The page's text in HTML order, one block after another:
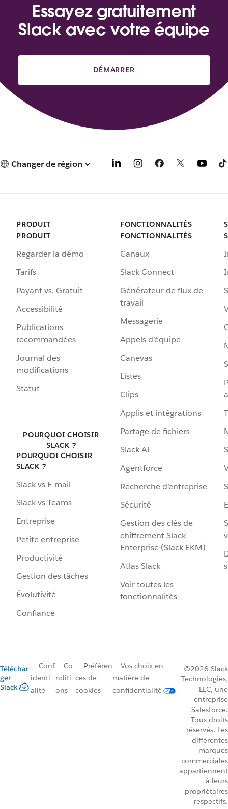
Essayez gratuitement
Slack avec votre équipe
DÉMARRER
Changer de région
PRODUIT
PRODUIT
Regarder la démo
Tarifs
Payant vs. Gratuit
Accessibilité
Publications
recommandées
Journal des
modifications
Statut
POURQUOI CHOISIR
SLACK ?
POURQUOI CHOISIR
SLACK ?
Slack vs E-mail
Slack vs Teams
Entreprise
Petite entreprise
Productivité
Gestion des tâches
Évolutivité
Confiance
FONCTIONNALITÉS
FONCTIONNALITÉS
Canaux
Slack Connect
Générateur de flux de
travail
Messagerie
Appels d’équipe
Canevas
Listes
Clips
Applis et intégrations
Partage de fichiers
Slack AI
Agentforce
Recherche d’entreprise
Sécurité
Gestion des clés de
chiffrement Slack
Enterprise (Slack EKM)
Atlas Slack
Voir toutes les
fonctionnalités
Téléchar
ger
Slack
Conf
identi
alité
Co
nditi
ons
Préféren
ces de
cookies
Vos choix en
matière de
confidentialité
©2026 Slack
Technologies,
LLC, une
entreprise
Salesforce.
Tous droits
réservés. Les
différentes
marques
commerciales
appartiennent
à leurs
propriétaires
respectifs.